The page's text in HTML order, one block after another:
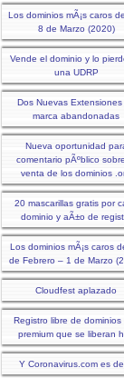
Los dominios mÃ¡s caros
8 de Marzo (2020)
Vende el dominio y lo
una UDRP
Dos Nuevas Extensiones
marca abandonadas
Nueva oportunidad
comentario pÃºblico
venta de los dominios
20 mascarillas gratis por
dominio y aÃ±o de
Los dominios mÃ¡s caros
de Febrero – 1 de Marzo
Cloudfest aplazado
Registro libre de dominios
premium que se liberan
Y Coronavirus.com es